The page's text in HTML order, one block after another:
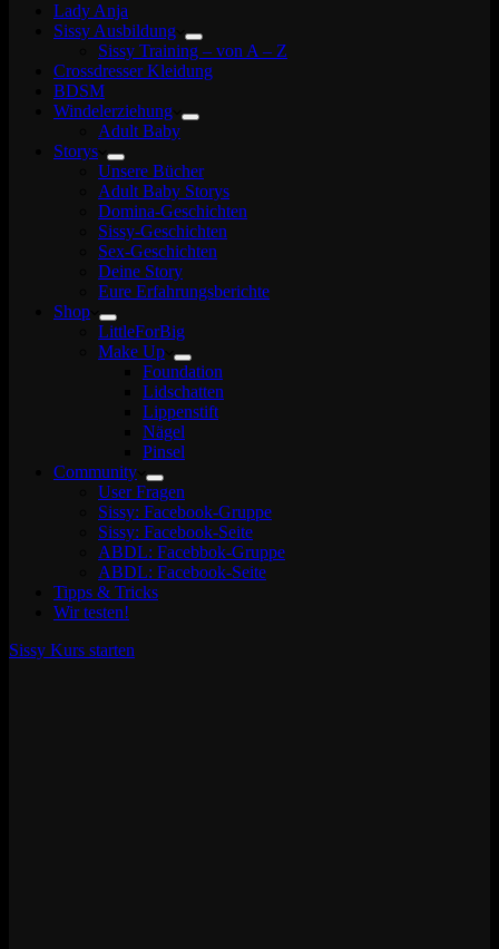
Lady Anja
Sissy Ausbildung
Sissy Training – von A – Z
Crossdresser Kleidung
BDSM
Windelerziehung
Adult Baby
Storys
Unsere Bücher
Adult Baby Storys
Domina-Geschichten
Sissy-Geschichten
Sex-Geschichten
Deine Story
Eure Erfahrungsberichte
Shop
LittleForBig
Make Up
Foundation
Lidschatten
Lippenstift
Nägel
Pinsel
Community
User Fragen
Sissy: Facebook-Gruppe
Sissy: Facebook-Seite
ABDL: Facebbok-Gruppe
ABDL: Facebook-Seite
Tipps & Tricks
Wir testen!
Sissy Kurs starten